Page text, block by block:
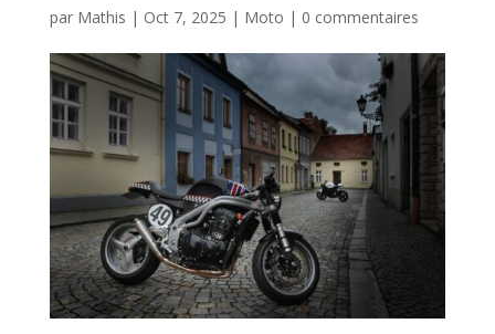
par Mathis | Oct 7, 2025 | Moto | 0 commentaires